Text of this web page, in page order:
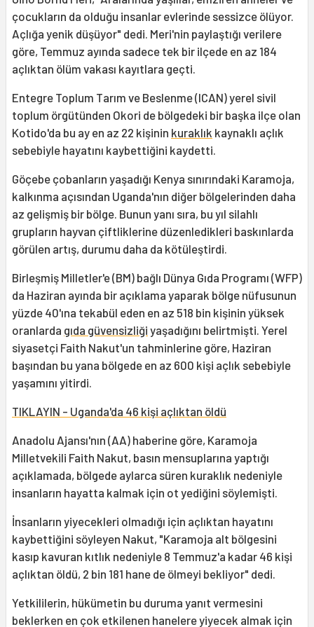
çocukların da olduğu insanlar evlerinde sessizce ölüyor.
Açlığa yenik düşüyor" dedi. Meri'nin paylaştığı verilere
göre, Temmuz ayında sadece tek bir ilçede en az 184
açlıktan ölüm vakası kayıtlara geçti.
Entegre Toplum Tarım ve Beslenme (ICAN) yerel sivil
toplum örgütünden Okori de bölgedeki bir başka ilçe olan
Kotido'da bu ay en az 22 kişinin kuraklık kaynaklı açlık
sebebiyle hayatını kaybettiğini kaydetti.
Göçebe çobanların yaşadığı Kenya sınırındaki Karamoja,
kalkınma açısından Uganda'nın diğer bölgelerinden daha
az gelişmiş bir bölge. Bunun yanı sıra, bu yıl silahlı
grupların hayvan çiftliklerine düzenledikleri baskınlarda
görülen artış, durumu daha da kötüleştirdi.
Birleşmiş Milletler'e (BM) bağlı Dünya Gıda Programı (WFP)
da Haziran ayında bir açıklama yaparak bölge nüfusunun
yüzde 40'ına tekabül eden en az 518 bin kişinin yüksek
oranlarda gıda güvensizliği yaşadığını belirtmişti. Yerel
siyasetçi Faith Nakut'un tahminlerine göre, Haziran
başından bu yana bölgede en az 600 kişi açlık sebebiyle
yaşamını yitirdi.
TIKLAYIN - Uganda'da 46 kişi açlıktan öldü
Anadolu Ajansı'nın (AA) haberine göre, Karamoja
Milletvekili Faith Nakut, basın mensuplarına yaptığı
açıklamada, bölgede aylarca süren kuraklık nedeniyle
insanların hayatta kalmak için ot yediğini söylemişti.
İnsanların yiyecekleri olmadığı için açlıktan hayatını
kaybettiğini söyleyen Nakut, "Karamoja alt bölgesini
kasıp kavuran kıtlık nedeniyle 8 Temmuz'a kadar 46 kişi
açlıktan öldü, 2 bin 181 hane de ölmeyi bekliyor" dedi.
Yetkililerin, hükümetin bu duruma yanıt vermesini
beklerken en çok etkilenen hanelere yiyecek almak için